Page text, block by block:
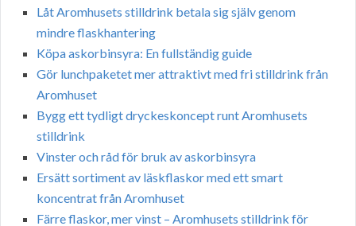
Låt Aromhusets stilldrink betala sig själv genom
mindre flaskhantering
Köpa askorbinsyra: En fullständig guide
Gör lunchpaketet mer attraktivt med fri stilldrink från
Aromhuset
Bygg ett tydligt dryckeskoncept runt Aromhusets
stilldrink
Vinster och råd för bruk av askorbinsyra
Ersätt sortiment av läskflaskor med ett smart
koncentrat från Aromhuset
Färre flaskor, mer vinst – Aromhusets stilldrink för